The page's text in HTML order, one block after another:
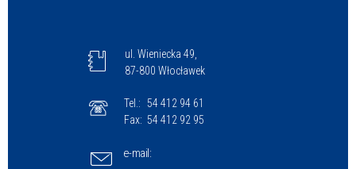
ul. Wieniecka 49,
87-800 Włocławek
Tel.: 54 412 94 61
Fax: 54 412 92 95
e-mail: